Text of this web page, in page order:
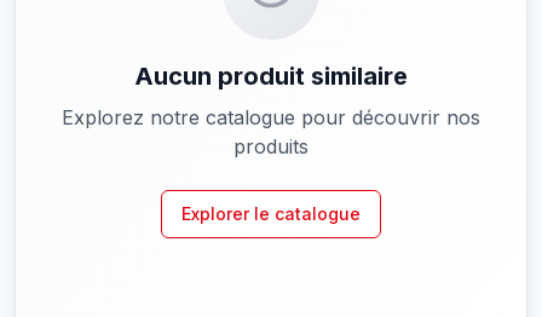
Aucun produit similaire
Explorez notre catalogue pour découvrir nos
produits
Explorer le catalogue